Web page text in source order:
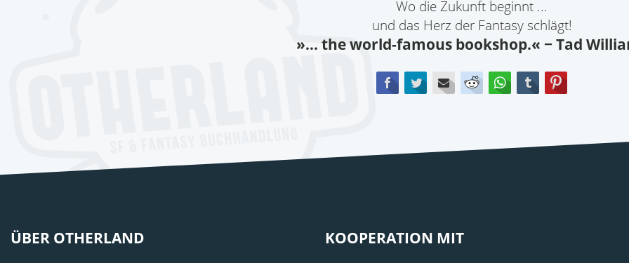
Wo die Zukunft beginnt ...
und das Herz der Fantasy schlägt!
»... the world-famous bookshop.« − Tad
FacebookTwitterE-mail Reddit WhatsApp
tumblr
ÜBER OTHERLAND KOOPERATION MIT